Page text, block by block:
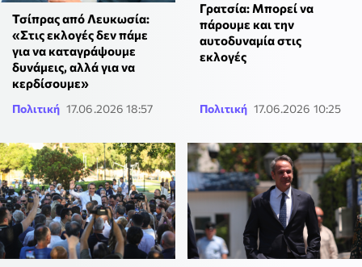
Τσίπρας από Λευκωσία:
«Στις εκλογές δεν πάμε
για να καταγράψουμε
δυνάμεις, αλλά για να
κερδίσουμε»
Πολιτική 17.06.2026 18:57
Γρατσία: Μπορεί να
πάρουμε και την
αυτοδυναμία στις
εκλογές
Πολιτική 17.06.2026 10:25